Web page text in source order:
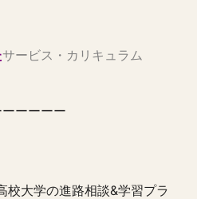
サービス・カリキュラム
ーーーー
校大学の進路相談&学習プラ